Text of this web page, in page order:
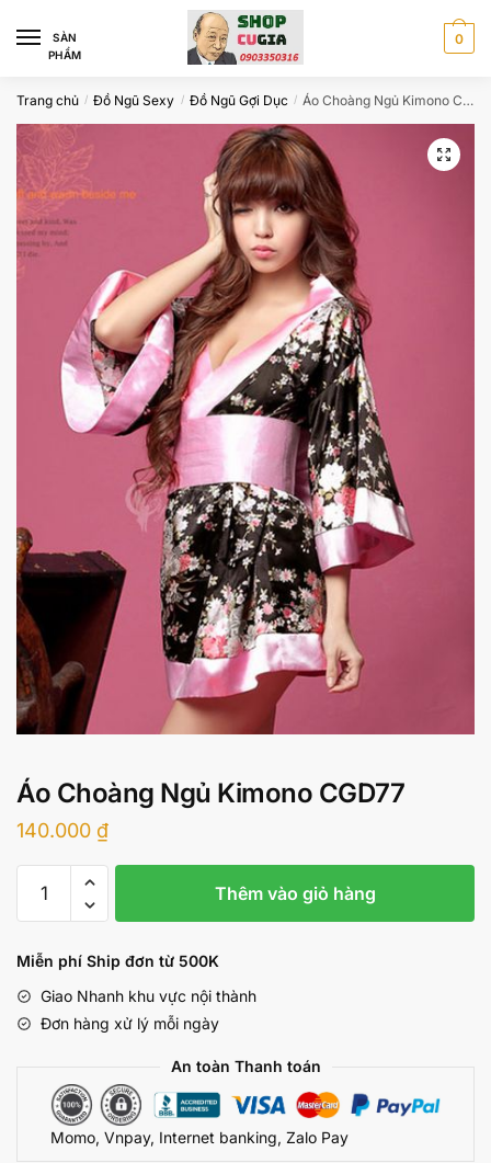
navigation
content
SÀN
PHẨM
0
Trang chủ / Đồ Ngũ Sexy / Đồ Ngũ Gợi Dục / Áo Choàng Ngủ Kimono CGD77
Áo Choàng Ngủ Kimono CGD77
140.000 ₫
Choàng
Kimono
số
lượng
Thêm vào giỏ hàng
Miễn phí Ship đơn từ 500K
Giao Nhanh khu vực nội thành
Đơn hàng xử lý mỗi ngày
An toàn Thanh toán
Momo, Vnpay, Internet banking, Zalo Pay